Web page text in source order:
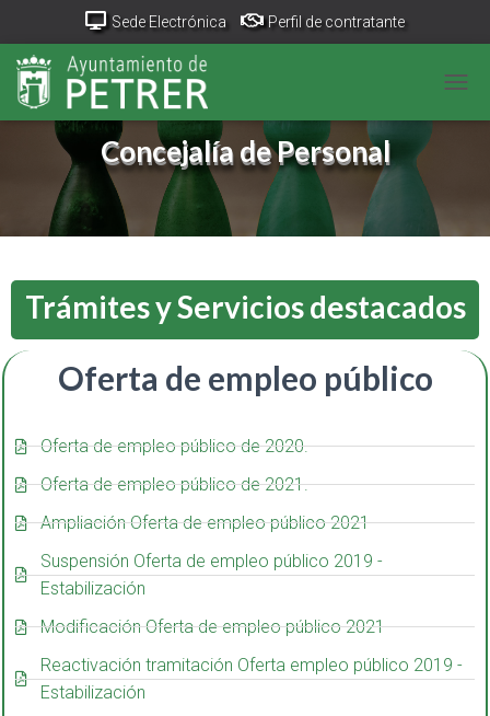
Sede Electrónica Perfil de contratante
Portal Transparencia
Canal de denuncias
Concejalía de Personal
Trámites y Servicios destacados
Oferta de empleo público
Oferta de empleo público de 2020.
Oferta de empleo público de 2021.
Ampliación Oferta de empleo público 2021
Suspensión Oferta de empleo público 2019 -
Estabilización
Modificación Oferta de empleo público 2021
Reactivación tramitación Oferta empleo público 2019 -
Estabilización